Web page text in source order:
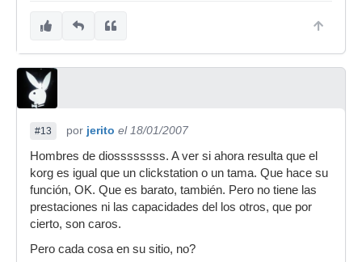
#13 por jerito el 18/01/2007
Hombres de diossssssss. A ver si ahora resulta que el
korg es igual que un clickstation o un tama. Que hace su
función, OK. Que es barato, también. Pero no tiene las
prestaciones ni las capacidades del los otros, que por
cierto, son caros.
Pero cada cosa en su sitio, no?